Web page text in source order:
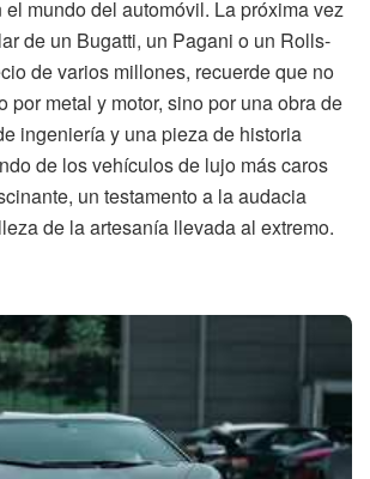
mundo del automóvil. La próxima vez
de un Bugatti, un Pagani o un Rolls-
de varios millones, recuerde que no
por metal y motor, sino por una obra de
ingeniería y una pieza de historia
de los vehículos de lujo más caros
un testamento a la audacia
de la artesanía llevada al extremo.